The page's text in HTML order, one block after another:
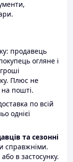
продавець
огляне і
Плюс не
на пошті.
по всій
однієї
та сезонні
справжніми.
в застосунку.